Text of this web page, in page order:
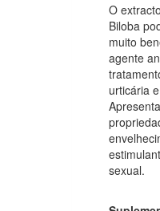
O
Biloba
muito
agente
urticária
sexual.